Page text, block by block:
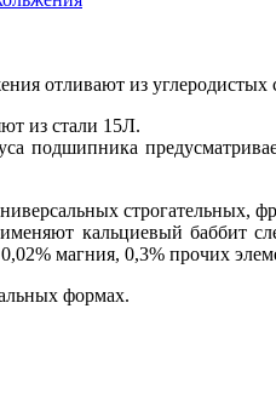
отливают из
из стали 15Л.
подшипника
строгательных,
кальциевый баббит
магния, 0,3% прочих
формах.